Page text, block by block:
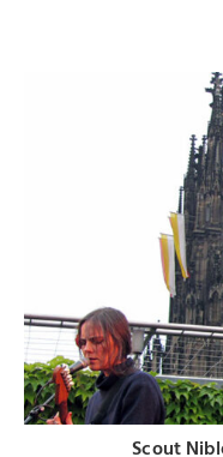
Scout